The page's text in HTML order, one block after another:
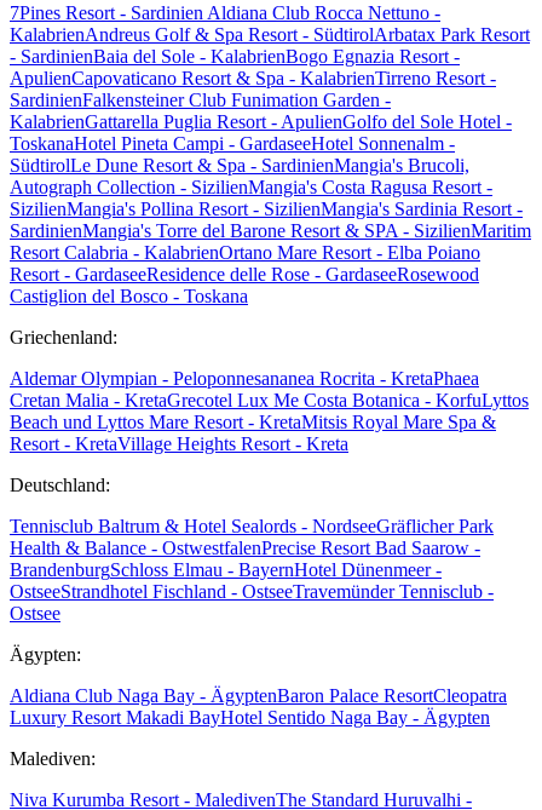
7Pines Resort - Sardinien Aldiana Club Rocca Nettuno -
KalabrienAndreus Golf & Spa Resort - SüdtirolArbatax Park Resort
- SardinienBaia del Sole - KalabrienBogo Egnazia Resort -
ApulienCapovaticano Resort & Spa - KalabrienTirreno Resort -
SardinienFalkensteiner Club Funimation Garden -
KalabrienGattarella Puglia Resort - ApulienGolfo del Sole Hotel -
ToskanaHotel Pineta Campi - GardaseeHotel Sonnenalm -
SüdtirolLe Dune Resort & Spa - SardinienMangia's Brucoli,
Autograph Collection - SizilienMangia's Costa Ragusa Resort -
SizilienMangia's Pollina Resort - SizilienMangia's Sardinia Resort -
SardinienMangia's Torre del Barone Resort & SPA - SizilienMaritim
Resort Calabria - KalabrienOrtano Mare Resort - Elba Poiano
Resort - GardaseeResidence delle Rose - GardaseeRosewood
Castiglion del Bosco - Toskana
Griechenland:
Aldemar Olympian - Peloponnesananea Rocrita - KretaPhaea
Cretan Malia - KretaGrecotel Lux Me Costa Botanica - KorfuLyttos
Beach und Lyttos Mare Resort - KretaMitsis Royal Mare Spa &
Resort - KretaVillage Heights Resort - Kreta
Deutschland:
Tennisclub Baltrum & Hotel Sealords - NordseeGräflicher Park
Health & Balance - OstwestfalenPrecise Resort Bad Saarow -
BrandenburgSchloss Elmau - BayernHotel Dünenmeer -
OstseeStrandhotel Fischland - OstseeTravemünder Tennisclub -
Ostsee
Ägypten:
Aldiana Club Naga Bay - ÄgyptenBaron Palace ResortCleopatra
Luxury Resort Makadi BayHotel Sentido Naga Bay - Ägypten
Malediven:
Niva Kurumba Resort - MaledivenThe Standard Huruvalhi -